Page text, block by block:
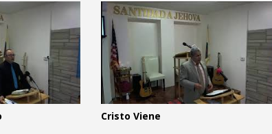
Cristo Viene